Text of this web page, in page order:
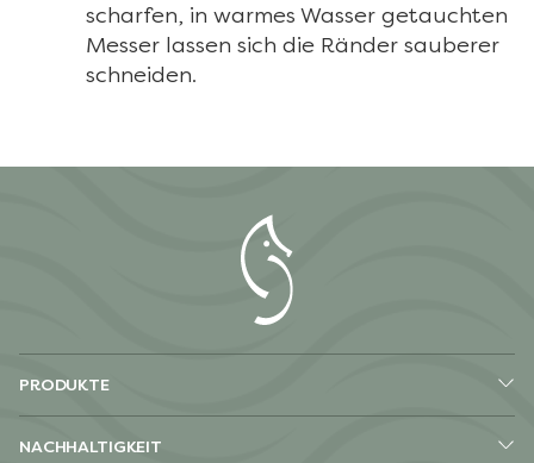
scharfen, in warmes Wasser getauchten
Messer lassen sich die Ränder sauberer
schneiden.
PRODUKTE
NACHHALTIGKEIT